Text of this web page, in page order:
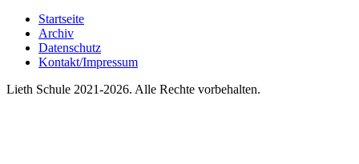
Startseite
Archiv
Datenschutz
Kontakt/Impressum
Lieth Schule 2021-2026. Alle Rechte vorbehalten.